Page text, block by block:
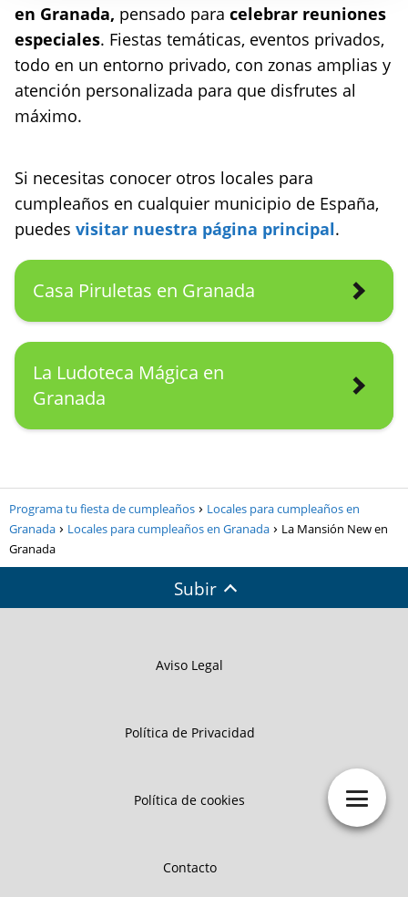
en Granada, pensado para celebrar reuniones
especiales. Fiestas temáticas, eventos privados,
todo en un entorno privado, con zonas amplias y
atención personalizada para que disfrutes al
máximo.
Si necesitas conocer otros locales para
cumpleaños en cualquier municipio de España,
puedes visitar nuestra página principal.
Casa Piruletas en Granada
La Ludoteca Mágica en
Granada
Programa tu fiesta de cumpleaños
Locales para cumpleaños en
Granada
Locales para cumpleaños en Granada
La Mansión New en
Granada
Subir
Aviso Legal
Política de Privacidad
Política de cookies
Contacto